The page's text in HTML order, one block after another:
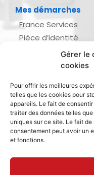
Gérer le
cookies
Pour offrir les meilleures
telles que les cookies pour
appareils. Le fait de
traiter des données telles
uniques sur ce site. Le fait
consentement peut avoir un
et fonctions.
Mes démarches
France Services
Pièce d’identité
Demande d’actes
Inscription listes
Recensement
Le journal de ma
Gestion des